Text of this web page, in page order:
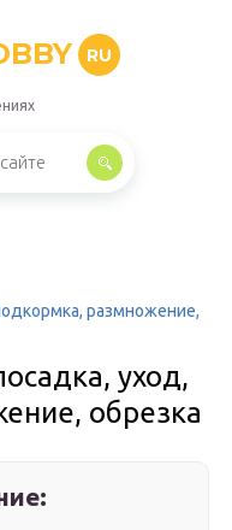
RU
размножение,
уход,
обрезка